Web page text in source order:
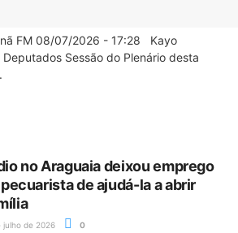
FM 08/07/2026 - 17:28 Kayo
Sessão do Plenário desta
no Araguaia deixou emprego
de ajudá-la a abrir
julho de 2026 0